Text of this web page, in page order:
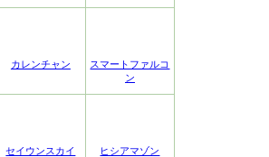
カレンチャン
スマートファルコ
ン
セイウンスカイ ヒシアマゾン